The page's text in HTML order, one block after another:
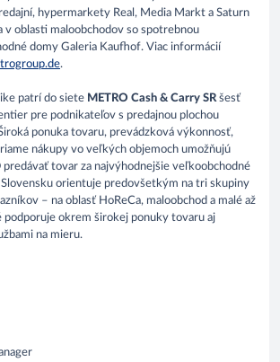
hypermarkety Real, Media Markt a Saturn
v oblasti maloobchodov so spotrebnou
domy Galeria Kaufhof. Viac informácií
.
patrí do siete METRO Cash & Carry SRšesť
pre podnikateľov s predajnou plochou
ponuka tovaru, prevádzková výkonnosť,
nákupy vo veľkých objemoch umožňujú
tovar za najvýhodnejšie veľkoobchodné
Slovensku orientuje predovšetkým na tri skupiny
– na oblasť HoReCa, maloobchod a malé až
okrem širokej ponuky tovaru aj
na mieru.